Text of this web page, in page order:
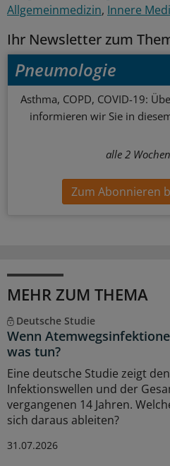
Allgemeinmedizin Innere
Ihr Newsletter zum
Pneumologie
Asthma, COPD, COVID-19:
informieren wir Sie in
alle 2
Zum Abonnieren
MEHR ZUM THEMA
Deutsche Studie
Wenn
was tun?
Eine deutsche Studie zeigt
Infektionswellen und der
vergangenen 14 Jahren.
sich daraus ableiten?
31.07.2026